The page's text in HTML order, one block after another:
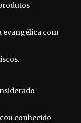
evangélica com
conhecido